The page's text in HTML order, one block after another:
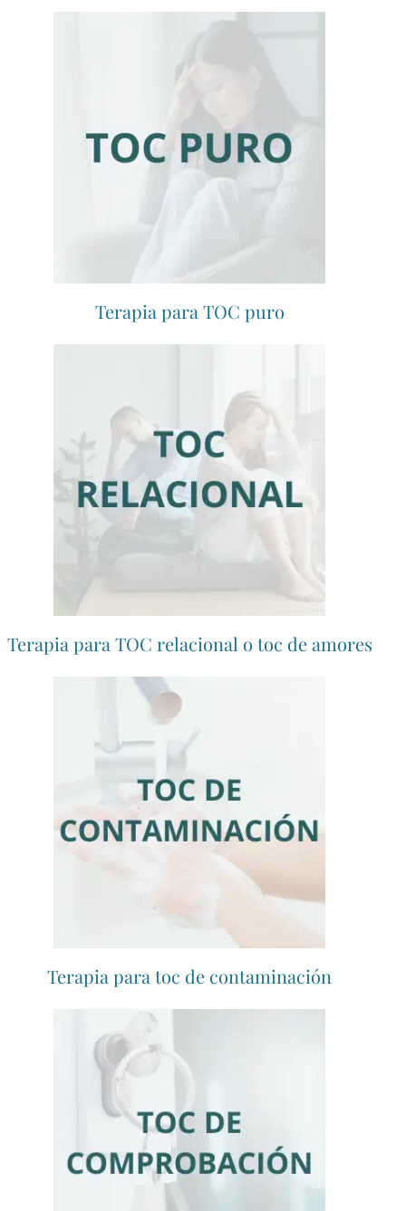
Terapia para TOC puro
Terapia para TOC relacional o toc de amores
Terapia para toc de contaminación